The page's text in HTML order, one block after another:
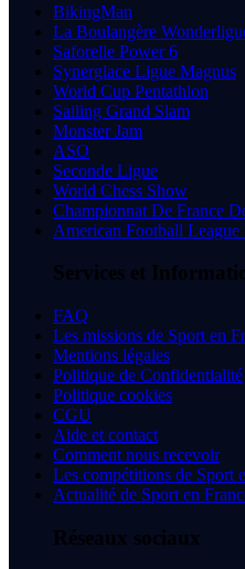
BikingMan
La Boulangère
Saforelle Power 6
Synerglace Ligue Magnus
World Cup Pentathlon
Sailing Grand Slam
Monster Jam
ASO
Seconde Ligue
World Chess Show
Championnat De France
American Football League
Services et
FAQ
Les missions de Sport en
Mentions légales
Politique de Confidentialité
Politique cookies
CGU
Aide et contact
Comment nous recevoir
Les compétitions de Sport
Actualité de Sport en
Réseaux sociaux